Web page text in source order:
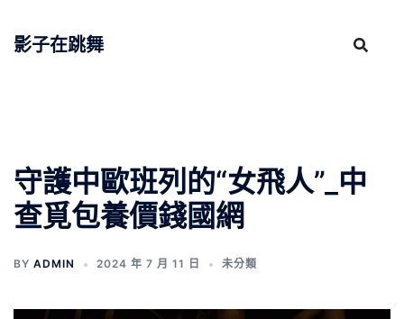
影子在跳舞
守護中歐班列的“女飛人”_中
查覓包養價錢國網
BY ADMIN 2024 年 7 月 11 日 未分類